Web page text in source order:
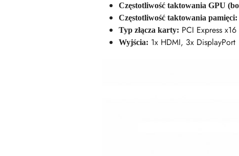
Częstotliwość taktowania GPU
Częstotliwość taktowania pamięci:
Typ złącza karty: PCI Express
Wyjścia: 1x HDMI, 3x DisplayPort